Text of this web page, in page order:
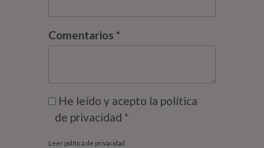
Comentarios *
He leído y acepto la política
de privacidad *
Leer política de privacidad